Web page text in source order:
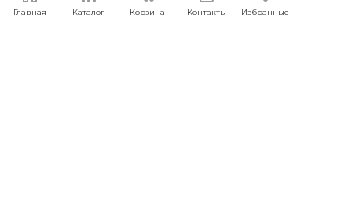
Главная Каталог Корзина Контакты Избранные